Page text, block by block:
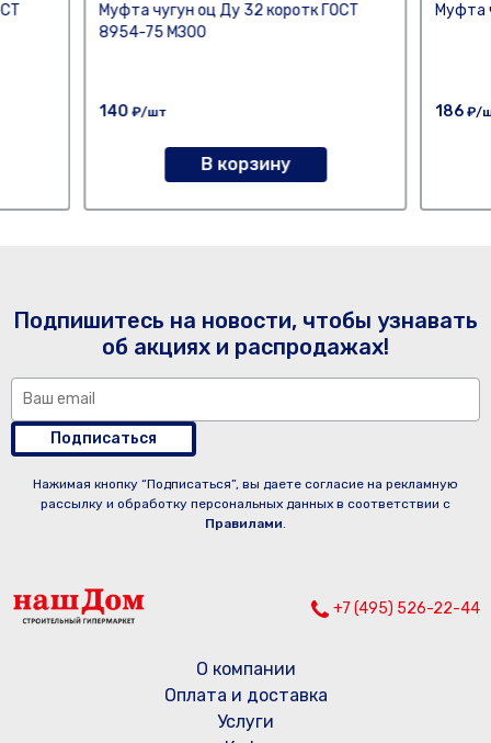
Муфта чугун оц Ду 32 коротк ГОСТ
8954-75 МЗОО
140 ₽/шт
В корзину
Муфта
186 ₽/
Подпишитесь на новости, чтобы узнавать
об акциях и распродажах!
Подписаться
Нажимая кнопку “Подписаться”, вы даете согласие на рекламную
рассылку и обработку персональных данных в соответствии с
Правилами.
+7 (495) 526-22-44
О компании
Оплата и доставка
Услуги